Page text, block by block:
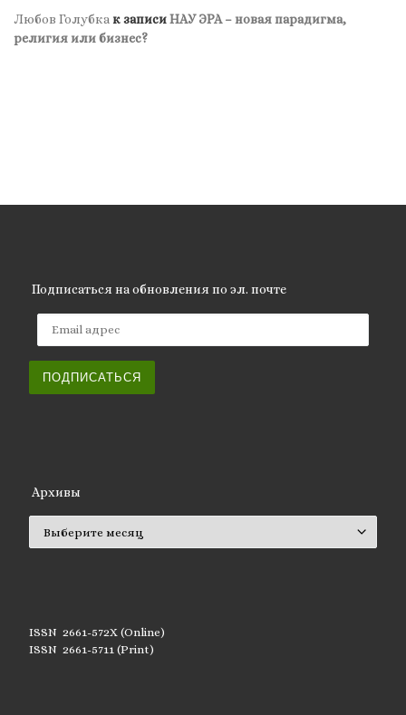
Любов Голубка к записиНАУ ЭРА – новая парадигма,
религия или бизнес?
Подписаться на обновления по эл. почте
ПОДПИСАТЬСЯ
Архивы
ISSN 2661-572X (Online)
ISSN 2661-5711 (Print)